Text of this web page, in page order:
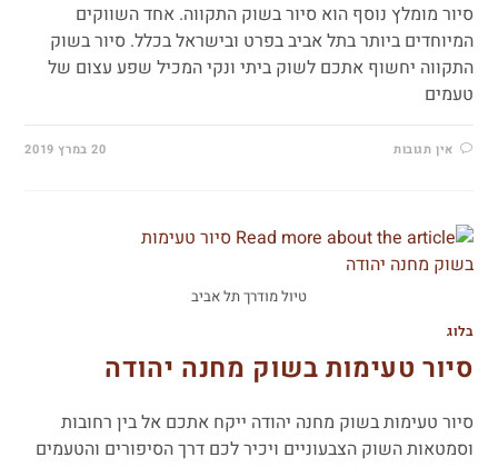
סיור מומלץ נוסף הוא סיור בשוק התקווה. אחד השווקים
המיוחדים ביותר בתל אביב בפרט ובישראל בכלל. סיור בשוק
התקווה יחשוף אתכם לשוק ביתי ונקי המכיל שפע עצום של
טעמים
אין תגובות 20 במרץ 2019
טיול מודרך תל אביב
בלוג
סיור טעימות בשוק מחנה יהודה
סיור טעימות בשוק מחנה יהודה ייקח אתכם אל בין רחובות
וסמטאות השוק הצבעוניים ויכיר לכם דרך הסיפורים והטעמים